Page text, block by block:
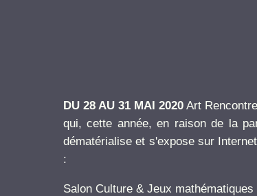
DU 28 AU 31 MAI 2020 Art
qui, cette année, en raison de la
dématérialise et s'expose sur
:
Salon Culture & Jeux mathématiques